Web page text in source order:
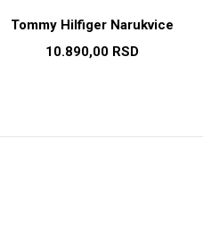
Tommy Hilfiger Narukvice
10.890,00 RSD